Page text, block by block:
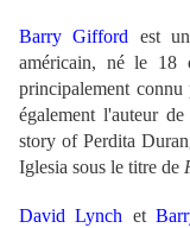
Barry Gifford est
américain, né le 18
principalement
également l'auteur
story of Perdita
Iglesia sous le titre de
David Lynch et